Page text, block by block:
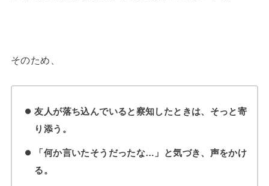
そのため、
友人が落ち込んでいると察知したときは、そっと寄
り添う。
「何か言いたそうだったな…」と気づき、声をかけ
る。